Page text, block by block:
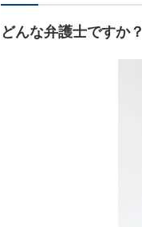
どんな弁護士ですか？